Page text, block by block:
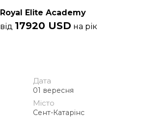
Royal Elite Academy
від 17920 USD на рік
Дата
01 вересня
Місто
Сент-Катарінс